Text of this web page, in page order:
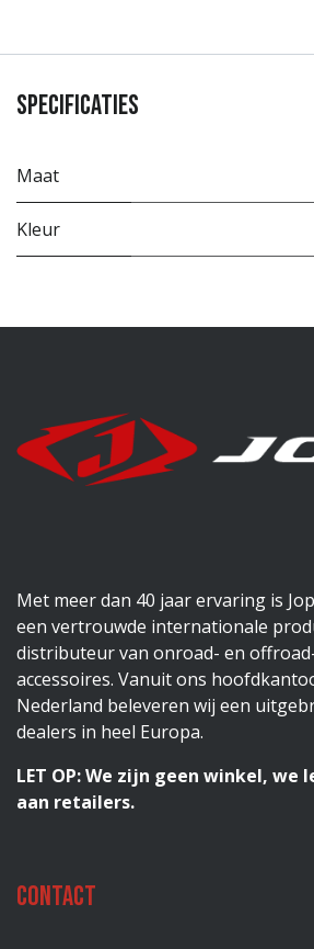
Specificaties
Maat
Kleur
Met meer dan 40 jaar ervaring is
een vertrouwde internationale
distributeur van onroad- en
accessoires. Vanuit ons
Nederland beleveren wij een
dealers in heel Europa.
LET OP: We zijn geen winkel,
aan retailers.
Contact